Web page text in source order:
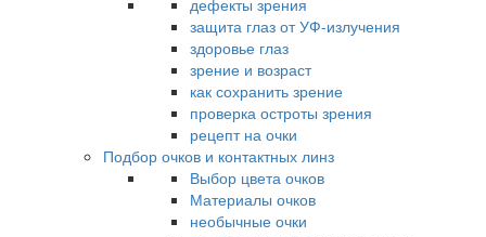
дефекты зрения
защита глаз от УФ-излучения
здоровье глаз
зрение и возраст
как сохранить зрение
проверка остроты зрения
рецепт на очки
Подбор очков и контактных линз
Выбор цвета очков
Материалы очков
необычные очки